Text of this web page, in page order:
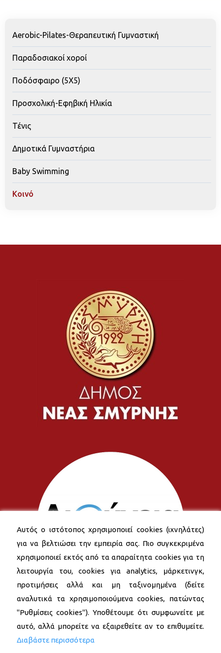
Aerobic-Pilates-Θεραπευτική Γυμναστική
Παραδοσιακοί χοροί
Ποδόσφαιρο (5Χ5)
Προσχολική-Εφηβική Ηλικία
Τένις
Δημοτικά Γυμναστήρια
Baby Swimming
Κοινό
Αυτός ο ιστότοπος χρησιμοποιεί cookies (ιχνηλάτες)
για να βελτιώσει την εμπειρία σας. Πιο συγκεκριμένα
χρησιμοποιεί εκτός από τα απαραίτητα cookies για τη
λειτουργία του, cookies για analytics, μάρκετινγκ,
προτιμήσεις αλλά και μη ταξινομημένα (δείτε
αναλυτικά τα χρησιμοποιούμενα cookies, πατώντας
"Ρυθμίσεις cookies"). Υποθέτουμε ότι συμφωνείτε με
αυτό, αλλά μπορείτε να εξαιρεθείτε αν το επιθυμείτε.
Διαβάστε περισσότερα